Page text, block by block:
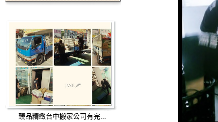
臻品精緻台中搬家公司有完...